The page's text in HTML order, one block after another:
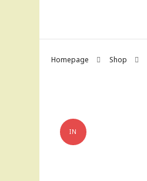
Homepage Shop
IN